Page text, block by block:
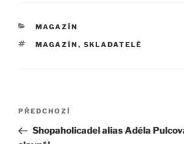
RUBRIKY
MAGAZÍN
ŠTÍTKY
MAGAZÍN , SKLADATELÉ
Navigace
příspěvek
Předchozí
příspěvek
PŘEDCHOZÍ
Shopaholicadel alias Adéla